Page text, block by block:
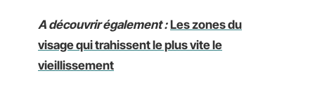
A découvrir également : Les zones du
visage qui trahissent le plus vite le
vieillissement